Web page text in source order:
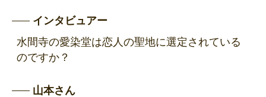
インタビュアー
水間寺の愛染堂は恋人の聖地に選定されている
のですか？
山本さん